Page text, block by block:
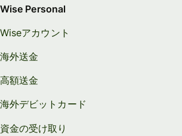
Wise Personal
Wiseアカウント
海外送金
高額送金
海外デビットカード
資金の受け取り